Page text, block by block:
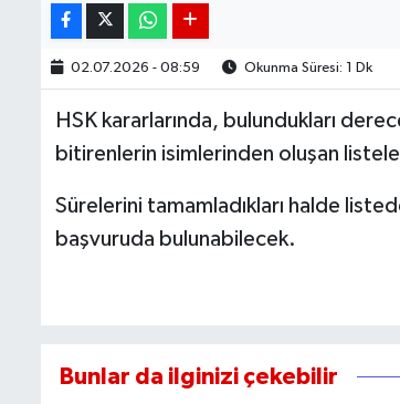
02.07.2026 - 08:59 Okunma Süresi: 1 Dk
HSK kararlarında, bulundukları
bitirenlerin isimlerinden oluşan
Sürelerini tamamladıkları halde
başvuruda bulunabilecek.
Bunlar da ilginizi çekebilir